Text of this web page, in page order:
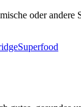
oder
Superfood